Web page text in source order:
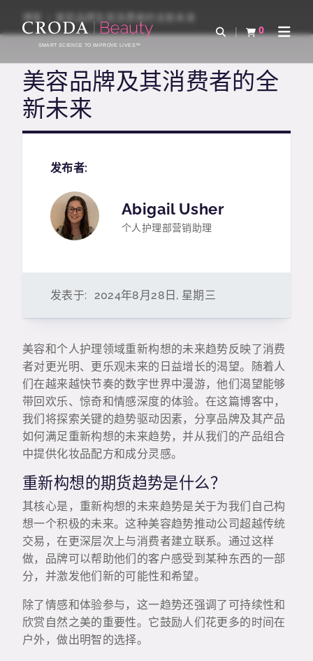
CONTENTSMART SCIENCE TO IMPROVE LIVES™
Open Search
0
查看购物车Open
美容品牌及其消费者的全
新未来
发布者:
Abigail Usher
个人护理部营销助理
发表于: 2024年8月28日, 星期三
美容和个人护理领域重新构想的未来趋势反映了消费
者对更光明、更乐观未来的日益增长的渴望。随着人
们在越来越快节奏的数字世界中漫游，他们渴望能够
带回欢乐、惊奇和情感深度的体验。在这篇博客中，
我们将探索关键的趋势驱动因素，分享品牌及其产品
如何满足重新构想的未来趋势，并从我们的产品组合
中提供化妆品配方和成分灵感。
重新构想的期货趋势是什么？
其核心是，重新构想的未来趋势是关于为我们自己构
想一个积极的未来。这种美容趋势推动公司超越传统
交易，在更深层次上与消费者建立联系。通过这样
做，品牌可以帮助他们的客户感受到某种东西的一部
分，并激发他们新的可能性和希望。
除了情感和体验参与，这一趋势还强调了可持续性和
欣赏自然之美的重要性。它鼓励人们花更多的时间在
户外，做出明智的选择。